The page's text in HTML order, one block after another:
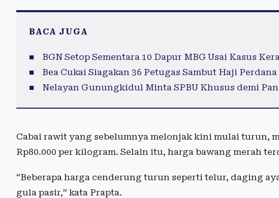
BACA JUGA
BGN Setop Sementara 10 Dapur MBG Usai Kasus
Bea Cukai Siagakan 36 Petugas Sambut Haji
Nelayan Gunungkidul Minta SPBU Khusus demi
Cabai rawit yang sebelumnya melonjak kini mulai turun,
Rp80.000 per kilogram. Selain itu, harga bawang merah
“Beberapa harga cenderung turun seperti telur, daging
gula pasir,” kata Prapta.